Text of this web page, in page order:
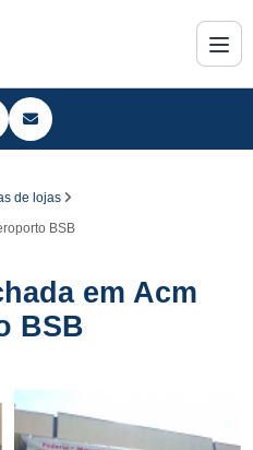
de lojas
BSB
em Acm
BSB